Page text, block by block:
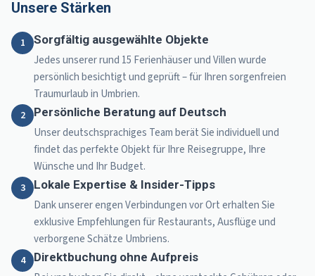
Unsere Stärken
1 Sorgfältig ausgewählte Objekte
Jedes unserer rund 15 Ferienhäuser und Villen wurde
persönlich besichtigt und geprüft – für Ihren sorgenfreien
Traumurlaub in Umbrien.
2 Persönliche Beratung auf Deutsch
Unser deutschsprachiges Team berät Sie individuell und
findet das perfekte Objekt für Ihre Reisegruppe, Ihre
Wünsche und Ihr Budget.
3 Lokale Expertise & Insider-Tipps
Dank unserer engen Verbindungen vor Ort erhalten Sie
exklusive Empfehlungen für Restaurants, Ausflüge und
verborgene Schätze Umbriens.
4 Direktbuchung ohne Aufpreis